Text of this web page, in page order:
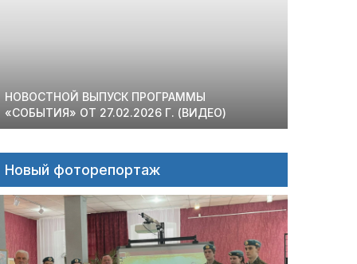
НОВОСТНОЙ ВЫПУСК ПРОГРАММЫ
«СОБЫТИЯ» ОТ 27.02.2026 Г. (ВИДЕО)
Новый фоторепортаж